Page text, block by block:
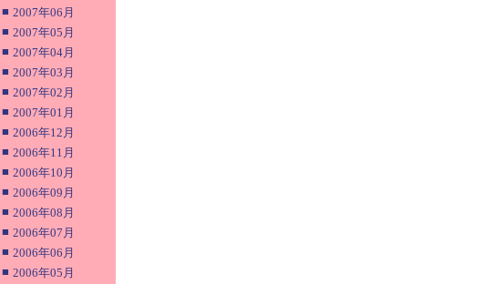
■ 2007年06月
■ 2007年05月
■ 2007年04月
■ 2007年03月
■ 2007年02月
■ 2007年01月
■ 2006年12月
■ 2006年11月
■ 2006年10月
■ 2006年09月
■ 2006年08月
■ 2006年07月
■ 2006年06月
■ 2006年05月